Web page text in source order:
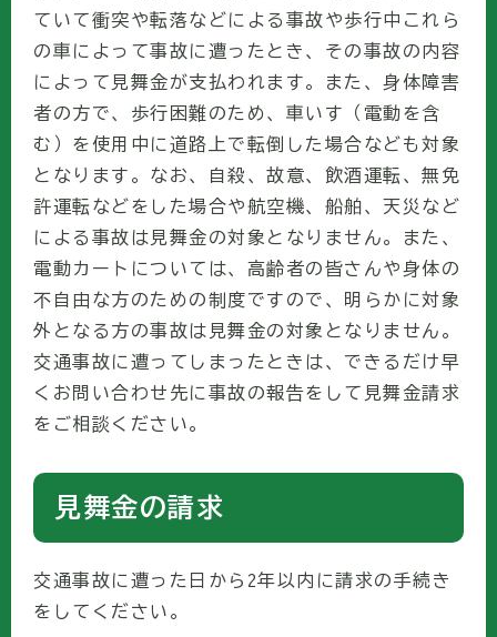
ていて衝突や転落などによる事故や歩行中これら
の車によって事故に遭ったとき、その事故の内容
によって見舞金が支払われます。また、身体障害
者の方で、歩行困難のため、車いす（電動を含
む）を使用中に道路上で転倒した場合なども対象
となります。なお、自殺、故意、飲酒運転、無免
許運転などをした場合や航空機、船舶、天災など
による事故は見舞金の対象となりません。また、
電動カートについては、高齢者の皆さんや身体の
不自由な方のための制度ですので、明らかに対象
外となる方の事故は見舞金の対象となりません。
交通事故に遭ってしまったときは、できるだけ早
くお問い合わせ先に事故の報告をして見舞金請求
をご相談ください。
見舞金の請求
交通事故に遭った日から2年以内に請求の手続き
をしてください。